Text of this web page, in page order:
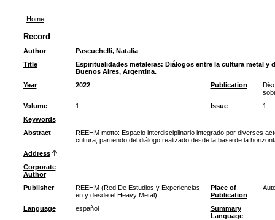
Home
Record
Author
Pascuchelli, Natalia
Title
Espiritualidades metaleras: Diálogos entre la cultura metal
Buenos Aires, Argentina.
Year
2022 Publication
Volume
1 Issue
1
Keywords
Abstract
REEHM motto: Espacio interdisciplinario integrado por diverses
cultura, partiendo del diálogo realizado desde la base de la
Address
Corporate
Author
Publisher
REEHM (Red De Estudios y Experiencias
en y desde el Heavy Metal)
Place of
Publication
Language español
Summary
Language